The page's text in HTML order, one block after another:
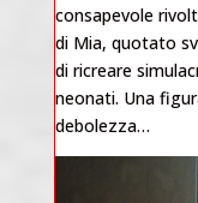
consapevole
di Mia, quotato
di ricreare
neonati. Una
debolezza…